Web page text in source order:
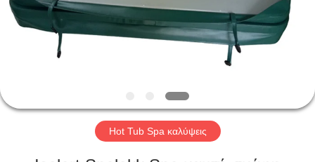
ΠΡΟΪΌΝΤΑ
ΜΕ
ΕΜΆΣ
Hot Tub Spa καλύψεις